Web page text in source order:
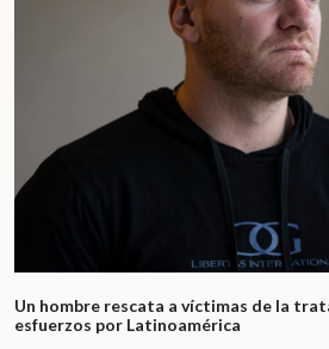
Un hombre rescata a víctimas de la
esfuerzos por Latinoamérica